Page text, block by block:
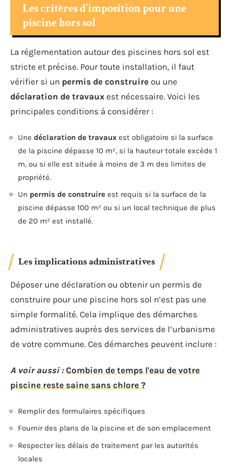
Les critères d’imposition pour une
piscine hors sol
La réglementation autour des piscines hors sol est
stricte et précise. Pour toute installation, il faut
vérifier si un permis de construire ou une
déclaration de travaux est nécessaire. Voici les
principales conditions à considérer :
Une déclaration de travaux est obligatoire si la surface
de la piscine dépasse 10 m², si la hauteur totale excède 1
m, ou si elle est située à moins de 3 m des limites de
propriété.
Un permis de construire est requis si la surface de la
piscine dépasse 100 m² ou si un local technique de plus
de 20 m² est installé.
Les implications administratives
Déposer une déclaration ou obtenir un permis de
construire pour une piscine hors sol n’est pas une
simple formalité. Cela implique des démarches
administratives auprès des services de l’urbanisme
de votre commune. Ces démarches peuvent inclure :
A voir aussi : Combien de temps l'eau de votre
piscine reste saine sans chlore ?
Remplir des formulaires spécifiques
Fournir des plans de la piscine et de son emplacement
Respecter les délais de traitement par les autorités
locales